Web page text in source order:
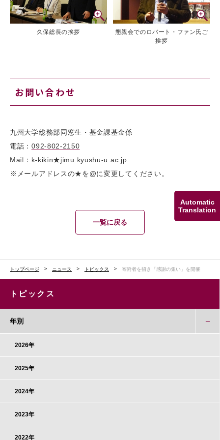
Automatic
Translation
久保総長の挨拶
懇親会でのロバート・ファン氏ご
挨拶
お問い合わせ
九州大学総務部同窓生・基金課基金係
電話：092-802-2150
Mail：k-kikin★jimu.kyushu-u.ac.jp
※メールアドレスの★を@に変更してください。
一覧に戻る
トップページ ニュース トピックス 寄附者を招き「感謝の集い」を開催
トピックス
年別
2026年
2025年
2024年
2023年
2022年